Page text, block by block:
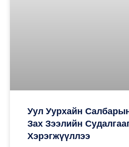
Уул Уурхайн
Зах Зээлийн
Хэрэгжүүллээ